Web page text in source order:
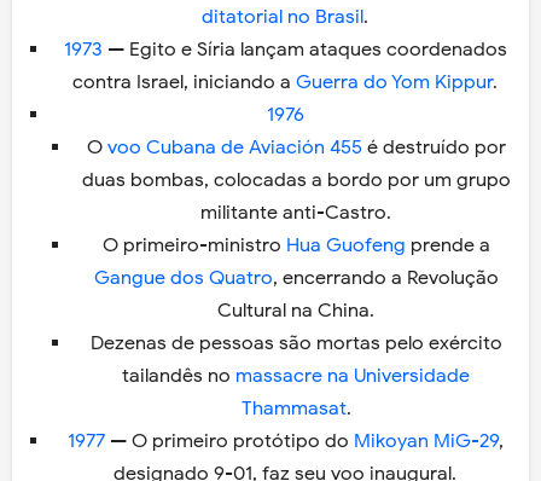
ditatorial no Brasil.
1973 — Egito e Síria lançam ataques coordenados
contra Israel, iniciando a Guerra do Yom Kippur.
1976
O voo Cubana de Aviación 455é destruído por
duas bombas, colocadas a bordo por um grupo
militante anti-Castro.
O primeiro-ministro Hua Guofeng prende a
Gangue dos Quatro, encerrando a Revolução
Cultural na China.
Dezenas de pessoas são mortas pelo exército
tailandês no massacre na Universidade
Thammasat.
1977— O primeiro protótipo do Mikoyan MiG-29,
designado 9-01, faz seu voo inaugural.